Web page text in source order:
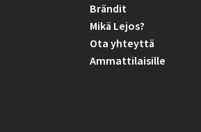
Brändit
Mikä Lejos?
Ota yhteyttä
Ammattilaisille